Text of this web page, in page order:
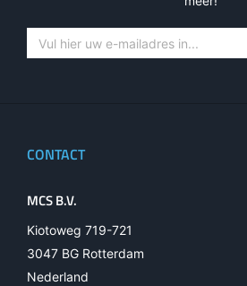
CONTACT
MCS B.V.
Kiotoweg 719-721
3047 BG Rotterdam
Nederland